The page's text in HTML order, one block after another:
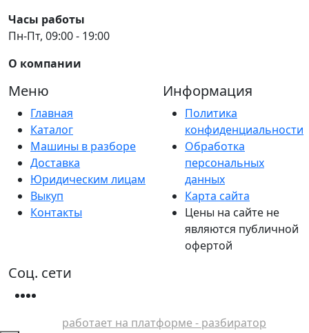
Часы работы
Пн-Пт, 09:00 - 19:00
О компании
Меню
Главная
Каталог
Машины в разборе
Доставка
Юридическим лицам
Выкуп
Контакты
Информация
Политика
конфиденциальности
Обработка
персональных
данных
Карта сайта
Цены на сайте не
являются публичной
офертой
Соц. сети
работает на платформе - разбиратор